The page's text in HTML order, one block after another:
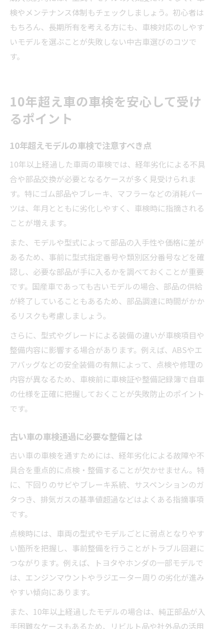
検やメンテナンス体制もチェックしましょう。初心者は
もちろん、長期所有を考える方にも、車検対応のしやす
いモデルを選ぶことが失敗しない中古車選びのコツで
す。
10年超え車の車検を安心して受け
るポイント
10年超えモデルの車検で注意すべき点
10年以上経過した車両の車検では、経年劣化による不具
合や部品交換が必要となるケースが多く見受けられま
す。特にゴム部品やブレーキ、マフラーなどの消耗パー
ツは、年月とともに劣化しやすく、車検時に指摘される
ことが増えます。
また、モデルや型式によって部品の入手性や価格に差が
あるため、事前に型式指定番号や類別区分番号などを確
認し、必要な部品が手に入るかを調べておくことが重要
です。国産車であっても古いモデルの場合、部品の供給
が終了していることもあるため、部品調達に時間がかか
るリスクも考慮しましょう。
さらに、型式やグレードによる装備の違いが車検項目や
整備内容に影響する場合があります。例えば、ABSやエ
アバッグなどの安全装備の有無によって、点検や修理の
内容が異なるため、車検前に車検証や整備記録簿で自車
の仕様を正確に把握しておくことが失敗防止のポイント
です。
古い車の車検通過に必要な整備とは
古い車の車検を通すためには、経年劣化による故障や不
具合を重点的に点検・整備することが欠かせません。特
に、下回りのサビやブレーキ系統、サスペンションのガ
タつき、排気ガスの基準値超過などはよくある指摘事項
です。
点検時には、車両の型式やモデルごとに弱点となりやす
い箇所を把握し、事前整備を行うことがトラブル回避に
つながります。例えば、トヨタやホンダの一部モデルで
は、エンジンマウントやラジエーター周りの劣化が進み
やすい傾向にあります。
また、10年以上経過したモデルの場合は、純正部品が入
手困難なケースもあるため、リビルト品や社外品の活用